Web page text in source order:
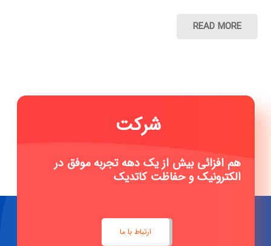
READ MORE
شرکت پـی جـی
هم افزائی بیش از یک دهه تجربه موفق در
الکترونیک و حفاظت کاتدیک
ارتباط با ما